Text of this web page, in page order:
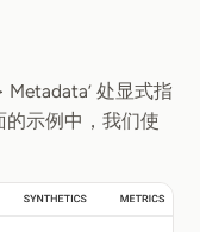
Metadata’ 处显式指
的示例中，我们使